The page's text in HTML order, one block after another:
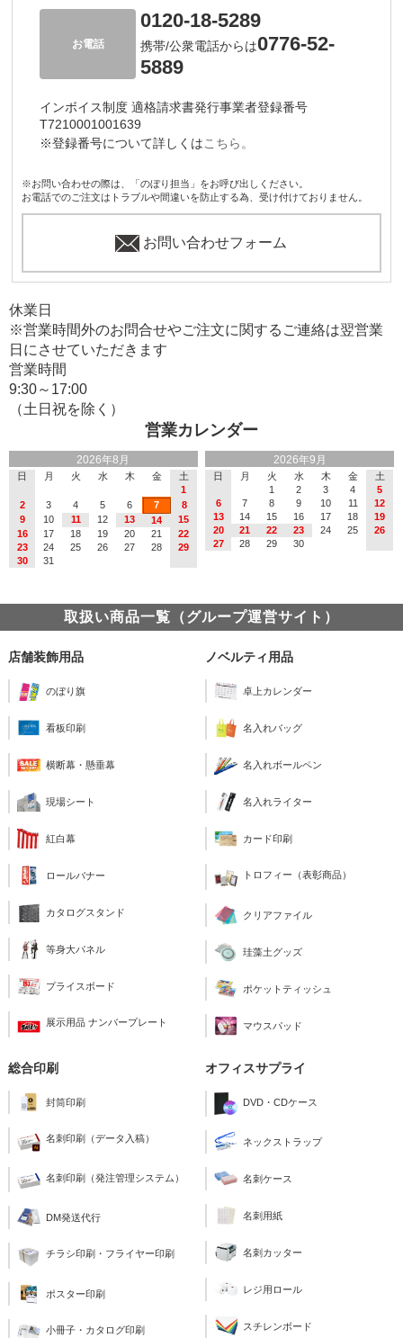
お電話
0120-18-5289
携帯/公衆電話からは0776-52-
5889
インボイス制度 適格請求書発行事業者登録番号
T7210001001639
※登録番号について詳しくはこちら。
※お問い合わせの際は、「のぼり担当」をお呼び出しください。
お電話でのご注文はトラブルや間違いを防止する為、受け付けておりません。
お問い合わせフォーム
営業カレンダー
2026年8月
日 月 火 水 木 金
土
1
2
3 4 5 6 7
8
9
10 11 12 13 14
15
16
17 18 19 20 21
22
23
24 25 26 27 28
29
30
31
2026年9月
日 月 火 水 木 金
土
1
2 3 4
5
6
7 8 9 10 11
12
13
14 15 16 17 18
19
20
21 22 23 24 25
26
27
28 29 30
休業日
※営業時間外のお問合せやご注文に関するご連絡は翌営業
日にさせていただきます
営業時間
9:30～17:00
（土日祝を除く）
取扱い商品一覧（グループ運営サイト）
店舗装飾用品
のぼり旗
看板印刷
横断幕・懸垂幕
現場シート
紅白幕
ロールバナー
カタログスタンド
等身大パネル
プライスボード
展示用品 ナンバープレート
ノベルティ用品
卓上カレンダー
名入れバッグ
名入れボールペン
名入れライター
カード印刷
トロフィー（表彰商品）
クリアファイル
珪藻土グッズ
ポケットティッシュ
マウスパッド
総合印刷
封筒印刷
名刺印刷（データ入稿）
名刺印刷（発注管理システム）
DM発送代行
チラシ印刷・フライヤー印刷
ポスター印刷
小冊子・カタログ印刷
オフィスサプライ
DVD・CDケース
ネックストラップ
名刺ケース
名刺用紙
名刺カッター
レジ用ロール
スチレンボード